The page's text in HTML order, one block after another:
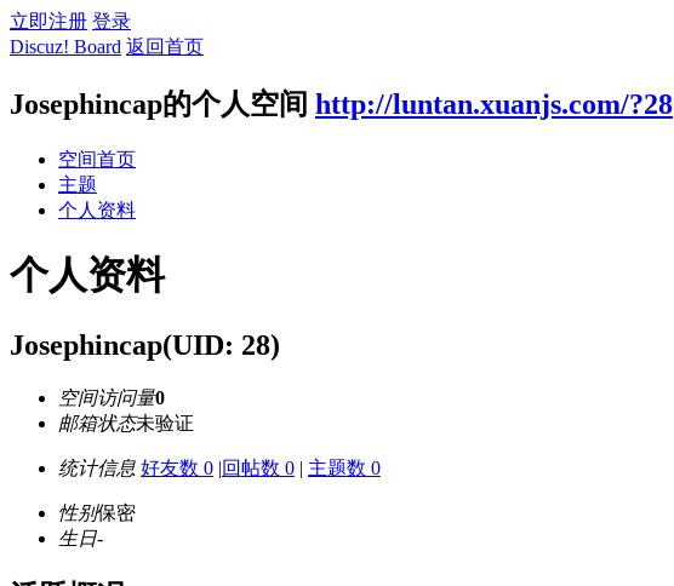
立即注册 登录
Discuz! Board 返回首页
Josephincap的个人空间 http://luntan.xuanjs.com/?28
空间首页
主题
个人资料
个人资料
Josephincap(UID: 28)
空间访问量0
邮箱状态未验证
统计信息 好友数 0 |回帖数 0 | 主题数 0
性别保密
生日-